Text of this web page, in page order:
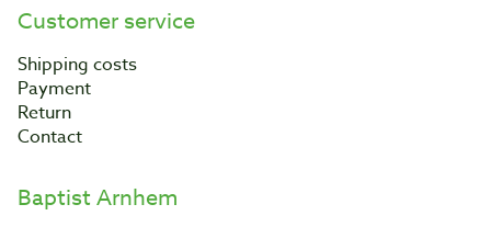
Customer service
Shipping costs
Payment
Return
Contact
Baptist Arnhem